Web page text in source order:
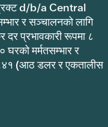
d/b/a Central
र सञ्चालनको लागि
प्रभावकारी रूपमा ८
मर्मतसम्भार र
(आठ डलर र एकतालीस